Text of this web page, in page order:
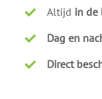
Altijd in de
Dag en
Direct